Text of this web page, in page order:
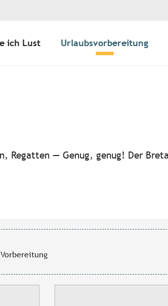
ich Lust Urlaubsvorbereitung
favoris
Regatten — Genug, genug! Der